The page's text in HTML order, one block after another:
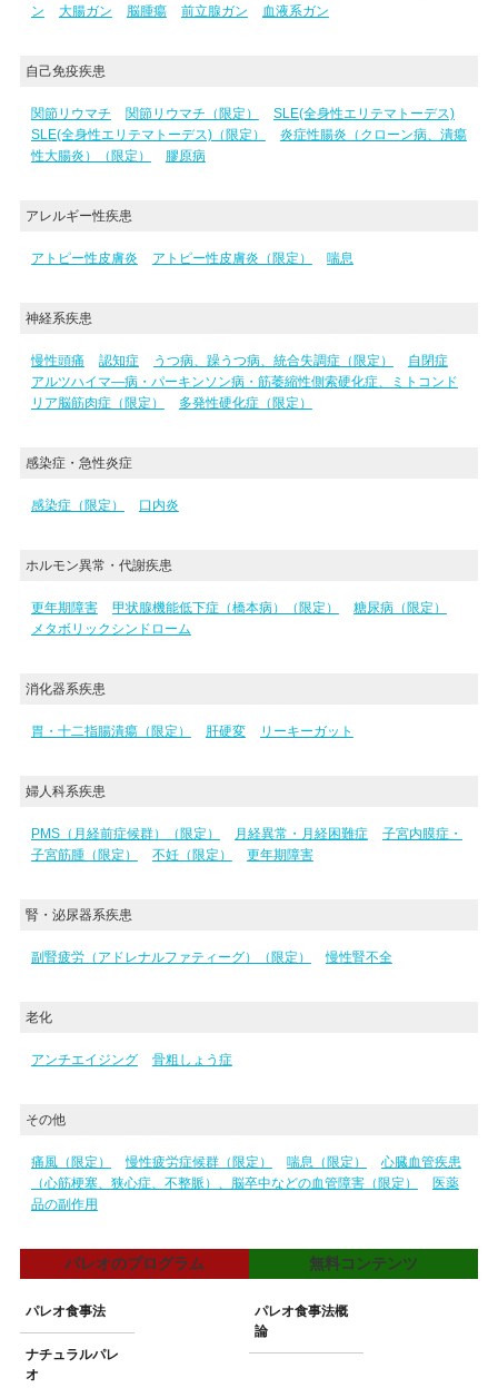
ン
大腸ガン 脳腫瘍 前立腺ガン 血液系ガン
自己免疫疾患
関節リウマチ 関節リウマチ（限定）
SLE(全身性エリテマトーデス)
SLE(全身性エリテマトーデス)（限定）
炎症性腸炎（クローン病、潰瘍
性大腸炎）（限定）
膠原病
アレルギー性疾患
アトピー性皮膚炎 アトピー性皮膚炎（限定） 喘息
神経系疾患
慢性頭痛 認知症 うつ病、躁うつ病、統合失調症（限定）
自閉症
アルツハイマ―病・パーキンソン病・筋萎縮性側索硬化症、ミトコンド
リア脳筋肉症（限定）
多発性硬化症（限定）
感染症・急性炎症
感染症（限定） 口内炎
ホルモン異常・代謝疾患
更年期障害 甲状腺機能低下症（橋本病）（限定）
糖尿病（限定）
メタボリックシンドローム
消化器系疾患
胃・十二指腸潰瘍（限定） 肝硬変 リーキーガット
婦人科系疾患
PMS（月経前症候群）（限定） 月経異常・月経困難症
子宮内膜症・
子宮筋腫（限定）
不妊（限定） 更年期障害
腎・泌尿器系疾患
副腎疲労（アドレナルファティーグ）（限定） 慢性腎不全
老化
アンチエイジング 骨粗しょう症
その他
痛風（限定） 慢性疲労症候群（限定） 喘息（限定）
心臓血管疾患
（心筋梗塞、狭心症、不整脈）、脳卒中などの血管障害（限定）
医薬
品の副作用
パレオのプログラム
パレオ食事法
ナチュラルパレ
オ
無料コンテンツ
パレオ食事法概
論